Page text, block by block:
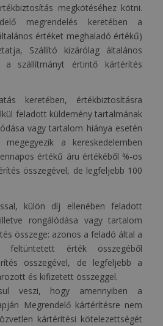
megkötéséhez kötni.
megrendelés keretében a
értéket meghaladó értékű)
Szállító kizárólag általános
a szállítmányt értintő kártérítés
keretében, értékbiztosításra
feladott küldemény tartalmának
vagy tartalom hiánya esetén
a kereskedelemben
értékű áru értékéből %-os
összegével, de legfeljebb 100
külön díj ellenében feladott
rongálódása vagy tartalom
összege: azonos a feladó által a
feltüntetett érték összegéből
összegével, de legfeljebb a
és kifizetett összeggel.
veszi, hogy amennyiben a
Megrendelő kártérítésre nem
kártérítési kötelezettségét